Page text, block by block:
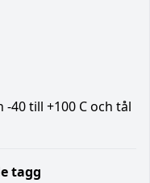
40 till +100 C och tål
tagg